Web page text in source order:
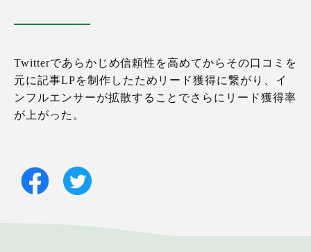
Twitterであらかじめ信頼性を高めてからその口コミを
元に記事LPを制作したためリード獲得に繋がり、イ
ンフルエンサーが拡散することでさらにリード獲得率
が上がった。